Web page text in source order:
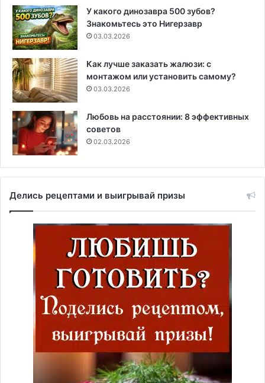
У какого динозавра 500 зубов?
Знакомьтесь это Нигерзавр
03.03.2026
Как лучше заказать жалюзи: с
монтажом или установить самому?
03.03.2026
Любовь на расстоянии: 8 эффективных
советов
02.03.2026
Делись рецептами и выигрывай призы